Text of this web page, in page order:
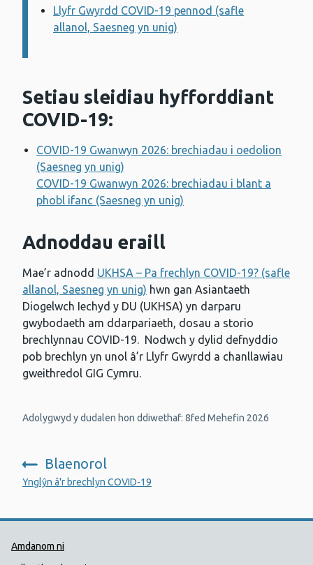
Llyfr Gwyrdd COVID-19 pennod (safle
allanol, Saesneg yn unig)
Setiau sleidiau hyfforddiant
COVID-19:
COVID-19 Gwanwyn 2026: brechiadau i oedolion
(Saesneg yn unig)
COVID-19 Gwanwyn 2026: brechiadau i blant a
phobl ifanc (Saesneg yn unig)
Adnoddau eraill
Mae’r adnodd UKHSA – Pa frechlyn COVID-19? (safle
allanol, Saesneg yn unig) hwn gan Asiantaeth
Diogelwch Iechyd y DU (UKHSA) yn darparu
gwybodaeth am ddarpariaeth, dosau a storio
brechlynnau COVID-19. Nodwch y dylid defnyddio
pob brechlyn yn unol â’r Llyfr Gwyrdd a chanllawiau
gweithredol GIG Cymru.
Adolygwyd y dudalen hon ddiwethaf: 8fed Mehefin 2026
Blaenorol
:
Ynglŷn â'r brechlyn COVID-19
Dolenni Cymorth Iechyd
Amdanom ni